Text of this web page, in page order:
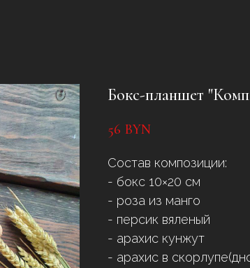
Бокс-планшет
56 BYN
Состав композиции:
- бокс 10×20 см
- роза из манго
- персик вяленый
- арахис кунжут
- арахис в